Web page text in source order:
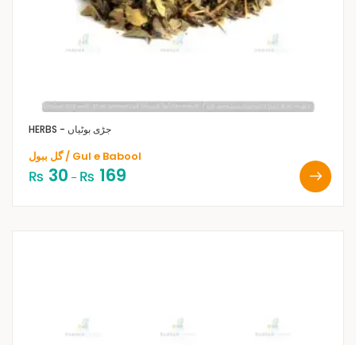
HERBS - جڑی بوٹیاں
گل ببول / Gul e Babool
₨ 30 – ₨ 169